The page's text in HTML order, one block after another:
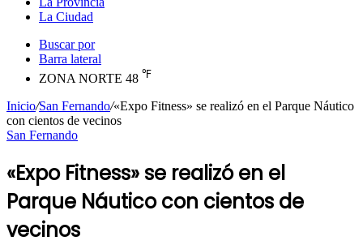
La Ciudad
Buscar por
Barra lateral
ZONA NORTE 48 ℉
Inicio/San Fernando/«Expo Fitness» se realizó en el Parque Náutico
con cientos de vecinos
San Fernando
«Expo Fitness» se realizó en el
Parque Náutico con cientos de
vecinos